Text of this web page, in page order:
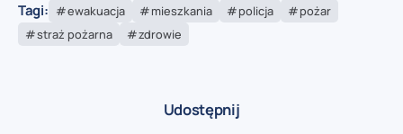
Tagi: ewakuacja mieszkania policja
pożar
straż pożarna
zdrowie
Udostępnij